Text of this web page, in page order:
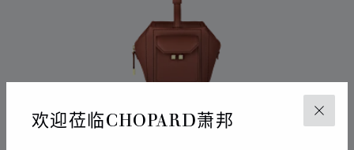
关闭
欢迎莅临CHOPARD萧邦